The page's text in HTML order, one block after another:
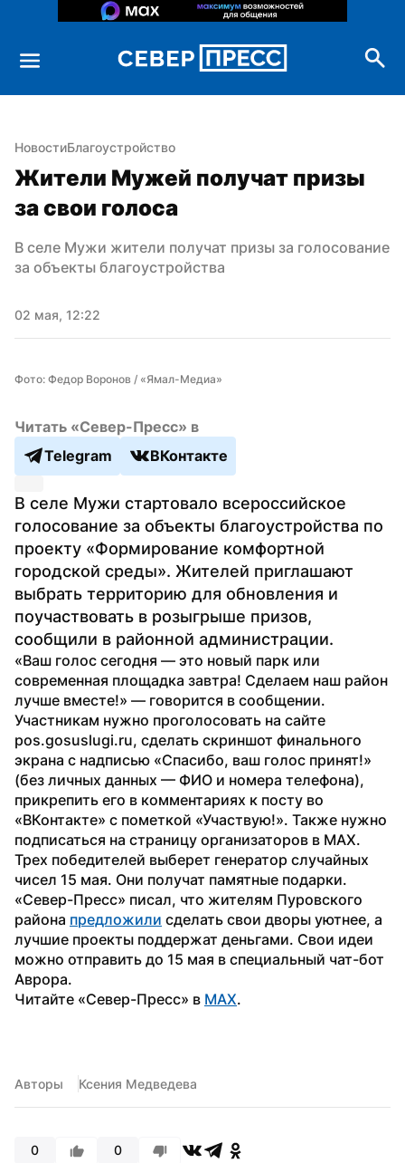
НовостиБлагоустройство
Жители Мужей получат призы
за свои голоса
В селе Мужи жители получат призы за голосование
за объекты благоустройства
02 мая, 12:22
Фото: Федор Воронов / «Ямал-Медиа»
Читать «Север-Пресс» в
Telegram
ВКонтакте
В селе Мужи стартовало всероссийское
голосование за объекты благоустройства по
проекту «Формирование комфортной
городской среды». Жителей приглашают
выбрать территорию для обновления и
поучаствовать в розыгрыше призов,
сообщили в районной администрации.
«Ваш голос сегодня — это новый парк или
современная площадка завтра! Сделаем наш район
лучше вместе!» — говорится в сообщении.
Участникам нужно проголосовать на сайте
pos.gosuslugi.ru, сделать скриншот финального
экрана с надписью «Спасибо, ваш голос принят!»
(без личных данных — ФИО и номера телефона),
прикрепить его в комментариях к посту во
«ВКонтакте» с пометкой «Участвую!». Также нужно
подписаться на страницу организаторов в MAX.
Трех победителей выберет генератор случайных
чисел 15 мая. Они получат памятные подарки.
«Север-Пресс» писал, что жителям Пуровского
района предложили сделать свои дворы уютнее, а
лучшие проекты поддержат деньгами. Свои идеи
можно отправить до 15 мая в специальный чат-бот
Аврора.
Читайте «Север-Пресс» в MAX.
Авторы Ксения Медведева
0 0